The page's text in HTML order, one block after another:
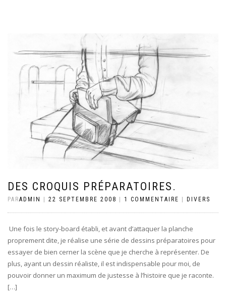
DES CROQUIS PRÉPARATOIRES.
PARADMIN 22 SEPTEMBRE 2008 1 COMMENTAIRE DIVERS
Une fois le story-board établi, et avant d’attaquer la planche
proprement dite, je réalise une série de dessins préparatoires pour
essayer de bien cerner la scène que je cherche à représenter. De
plus, ayant un dessin réaliste, il est indispensable pour moi, de
pouvoir donner un maximum de justesse à l’histoire que je raconte.
[…]